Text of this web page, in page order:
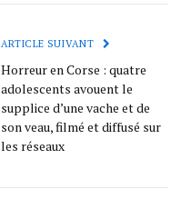
ARTICLE SUIVANT
Horreur en Corse : quatre
adolescents avouent le
supplice d’une vache et de
son veau, filmé et diffusé sur
les réseaux